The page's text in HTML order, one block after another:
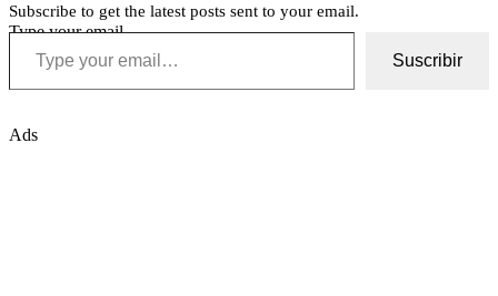
Subscribe to get the latest posts sent to your email.
Type your email…
Suscribir
Ads